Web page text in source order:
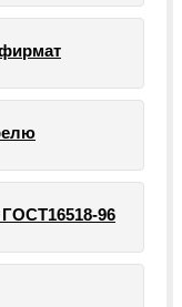
96